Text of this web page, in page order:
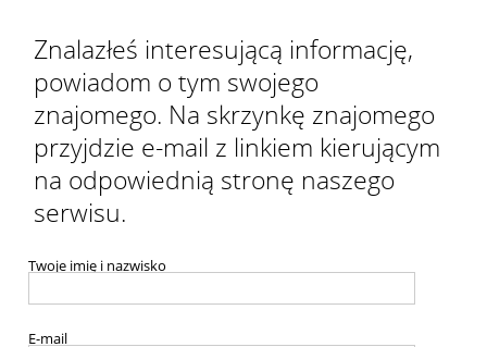
Znalazłeś interesującą informację,
powiadom o tym swojego
znajomego. Na skrzynkę znajomego
przyjdzie e-mail z linkiem kierującym
na odpowiednią stronę naszego
serwisu.
Twoje imię i nazwisko
E-mail